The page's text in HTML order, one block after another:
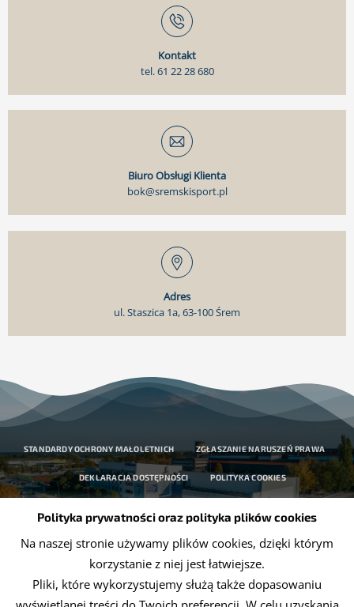
Kontakt
tel. 61 22 28 680
Biuro Obsługi Klienta
bok@sremskisport.pl
Adres
ul. Staszica 1a, 63-100 Śrem
STANDARDY OCHRONY MAŁOLETNICH ZGŁASZANIE NARUSZEŃ PRAWA
DEKLARACJA DOSTĘPNOŚCI POLITYKA COOKIES
Polityka prywatności oraz polityka plików cookies
Na naszej stronie używamy plików cookies, dzięki którym
korzystanie z niej jest łatwiejsze.
Pliki, które wykorzystujemy służą także dopasowaniu